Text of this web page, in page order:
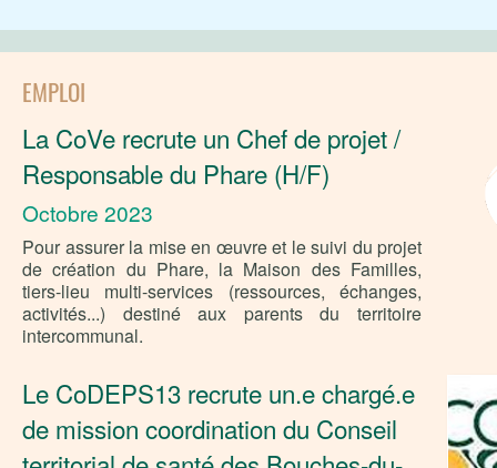
EMPLOI
La CoVe recrute un Chef de projet /
Responsable du Phare (H/F)
Octobre 2023
Pour assurer la mise en œuvre et le suivi du projet
de création du Phare, la Maison des Familles,
tiers-lieu multi-services (ressources, échanges,
activités...) destiné aux parents du territoire
intercommunal.
Le CoDEPS13 recrute un.e chargé.e
de mission coordination du Conseil